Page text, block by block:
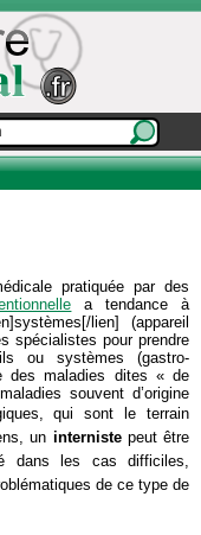
pratiquée par des
a tendance à
lien] (appareil
spécialistes pour prendre
ou systèmes (gastro-
des maladies dites « de
souvent d’origine
, qui sont le terrain
un internistepeut être
dans les cas difficiles,
de ce type de